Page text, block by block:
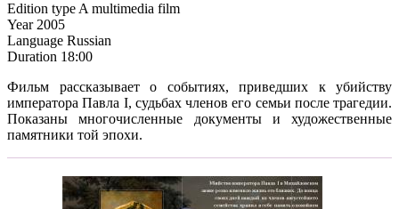
Edition type A multimedia film
Year 2005
Language Russian
Duration 18:00
Фильм рассказывает о событиях, приведших к убийству
императора Павла I, судьбах членов его семьи после трагедии.
Показаны многочисленные документы и художественные
памятники той эпохи.